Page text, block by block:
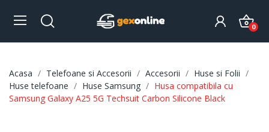
0
Acasa Telefoane si Accesorii Accesorii
Huse si Folii
Huse telefoane
Huse Samsung
Husa compatibila cu
Samsung Galaxy A25 5G Techsuit Carbon Silicone Black